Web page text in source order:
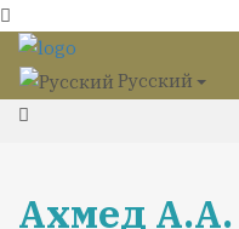
Русский
Ахмед А.А.